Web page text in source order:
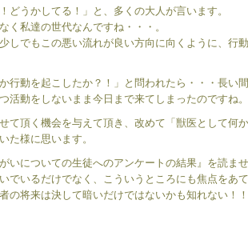
どうかしてる！」と、多くの大人が言います。
く私達の世代なんですね・・・。
しでもこの悪い流れが良い方向に向くように、行
行動を起こしたか？！」と問われたら・・・長い
活動をしないまま今日まで来てしまったのですね。
て頂く機会を与えて頂き、改めて「獣医として何
た様に思います。
いについての生徒へのアンケートの結果』を読ま
でいるだけでなく、こういうところにも焦点をあ
の将来は決して暗いだけではないかも知れない！